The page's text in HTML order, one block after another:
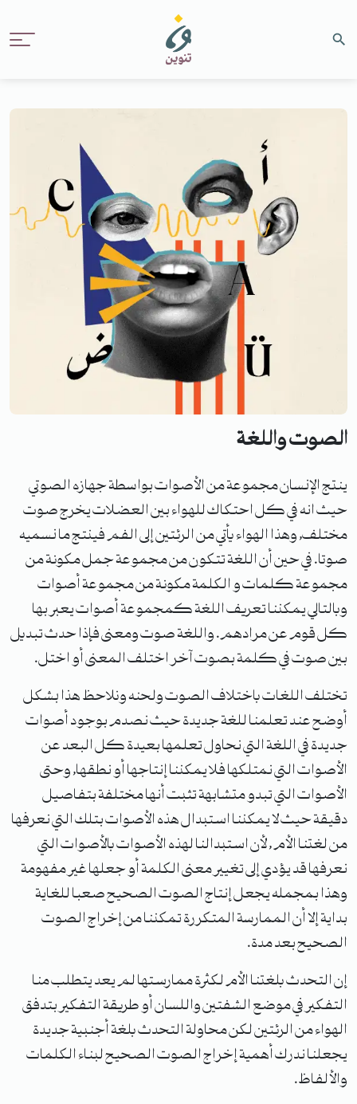
الصوت واللغة
ينتج الإنسان مجموعة من الأصوات بواسطة جهازه الصوتي
حيث انه في كل احتكاك للهواء بين العضلات يخرج صوت
مختلف, وهذا الهواء يأتي من الرئتين إلى الفم فينتج ما نسميه
صوتا. في حين أن اللغة تتكون من مجموعة جمل مكونة من
مجموعة كلمات و الكلمة مكونة من مجموعة أصوات
وبالتالي يمكننا تعريف اللغة كمجموعة أصوات يعبر بها
كل قوم عن مرادهم. واللغة صوت ومعنى فإذا حدث تبديل
بين صوت في كلمة بصوت آخر اختلف المعنى أو اختل.
تختلف اللغات باختلاف الصوت ولحنه ونلاحظ هذا بشكل
أوضح عند تعلمنا للغة جديدة حيث نصدم بوجود أصوات
جديدة في اللغة التي نحاول تعلمها بعيدة كل البعد عن
الأصوات التي نمتلكها فلا يمكننا إنتاجها أو نطقها, وحتى
الأصوات التي تبدو متشابهة تثبت أنها مختلفة بتفاصيل
دقيقة حيث لا يمكننا استبدال هذه الأصوات بتلك التي نعرفها
من لغتنا الأم , لأن استبدالنا لهذه الأصوات بالأصوات التي
نعرفها قد يؤدي إلى تغيير معنى الكلمة أو جعلها غير مفهومة
وهذا بمجمله يجعل إنتاج الصوت الصحيح صعبا للغاية
بداية إلا أن الممارسة المتكررة تمكننا من إخراج الصوت
الصحيح بعد مدة.
إن التحدث بلغتنا الأم لكثرة ممارستها لم يعد يتطلب منا
التفكير في موضع الشفتين واللسان أو طريقة التفكير بتدفق
الهواء من الرئتين لكن محاولة التحدث بلغة أجنبية جديدة
يجعلنا ندرك أهمية إخراج الصوت الصحيح لبناء الكلمات
والألفاظ.